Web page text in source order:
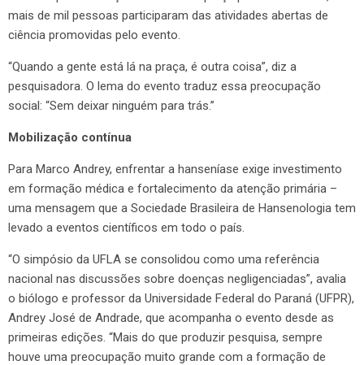
mais de mil pessoas participaram das atividades abertas de
ciência promovidas pelo evento.
“Quando a gente está lá na praça, é outra coisa”, diz a
pesquisadora. O lema do evento traduz essa preocupação
social: “Sem deixar ninguém para trás.”
Mobilização contínua
Para Marco Andrey, enfrentar a hanseníase exige investimento
em formação médica e fortalecimento da atenção primária –
uma mensagem que a Sociedade Brasileira de Hansenologia tem
levado a eventos científicos em todo o país.
“O simpósio da UFLA se consolidou como uma referência
nacional nas discussões sobre doenças negligenciadas”, avalia
o biólogo e professor da Universidade Federal do Paraná (UFPR),
Andrey José de Andrade, que acompanha o evento desde as
primeiras edições. “Mais do que produzir pesquisa, sempre
houve uma preocupação muito grande com a formação de